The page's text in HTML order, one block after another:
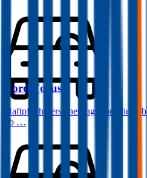
Ford Focus
Haftpflichtversicherung monatlich ab
ab …